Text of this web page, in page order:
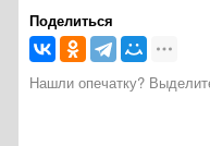
Поделиться
Нашли опечатку?